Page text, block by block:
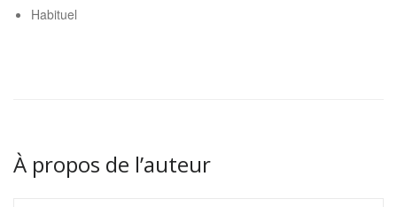
Habituel
À propos de l’auteur